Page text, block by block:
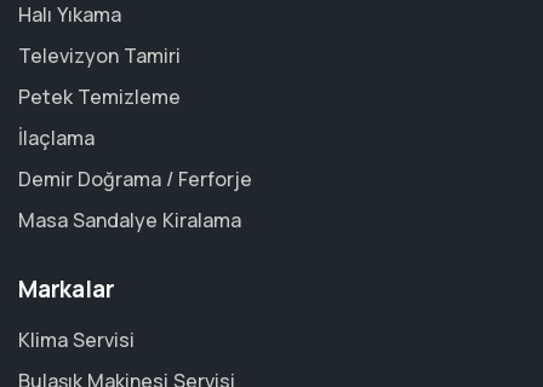
Halı Yıkama
Televizyon Tamiri
Petek Temizleme
İlaçlama
Demir Doğrama / Ferforje
Masa Sandalye Kiralama
Markalar
Klima Servisi
Bulaşık Makinesi Servisi